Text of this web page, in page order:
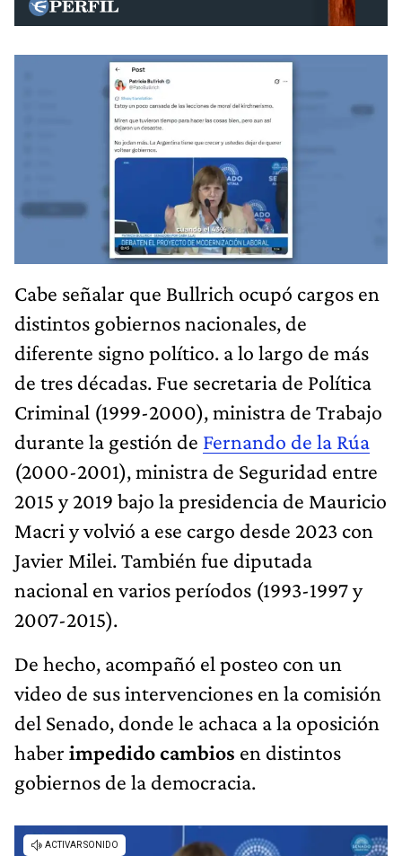
Cabe señalar que Bullrich ocupó cargos en
distintos gobiernos nacionales, de
diferente signo político. a lo largo de más
de tres décadas. Fue secretaria de Política
Criminal (1999-2000), ministra de Trabajo
durante la gestión de Fernando de la Rúa
(2000-2001), ministra de Seguridad entre
2015 y 2019 bajo la presidencia de Mauricio
Macri y volvió a ese cargo desde 2023 con
Javier Milei. También fue diputada
nacional en varios períodos (1993-1997 y
2007-2015).
De hecho, acompañó el posteo con un
video de sus intervenciones en la comisión
del Senado, donde le achaca a la oposición
haber impedido cambios en distintos
gobiernos de la democracia.